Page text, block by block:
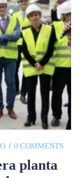
0 COMMENTS
planta